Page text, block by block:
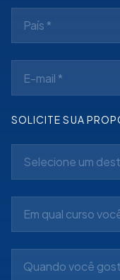
País *
SOLICITE SUA
Selecione um
Em qual curso
Quando você